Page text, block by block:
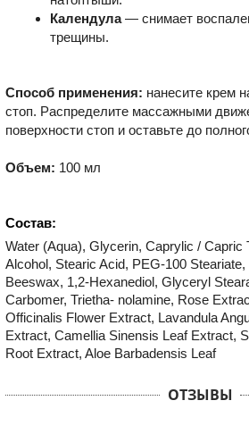
Календула— снимает
трещины.
Способ применения: нанесите крем
стоп. Распределите массажными
поверхности стоп и оставьте до
Объем: 100 мл
Состав:
Water (Aqua), Glycerin, Caprylic / Capric
Alcohol, Stearic Acid, PEG-100
Beeswax, 1,2-Hexanediol, Glyceryl
Carbomer, Trietha- nolamine, Rose
Officinalis Flower Extract, Lavandula
Extract, Camellia Sinensis Leaf Extract,
Root Extract, Aloe Barbadensis Leaf
ОТЗЫВЫ